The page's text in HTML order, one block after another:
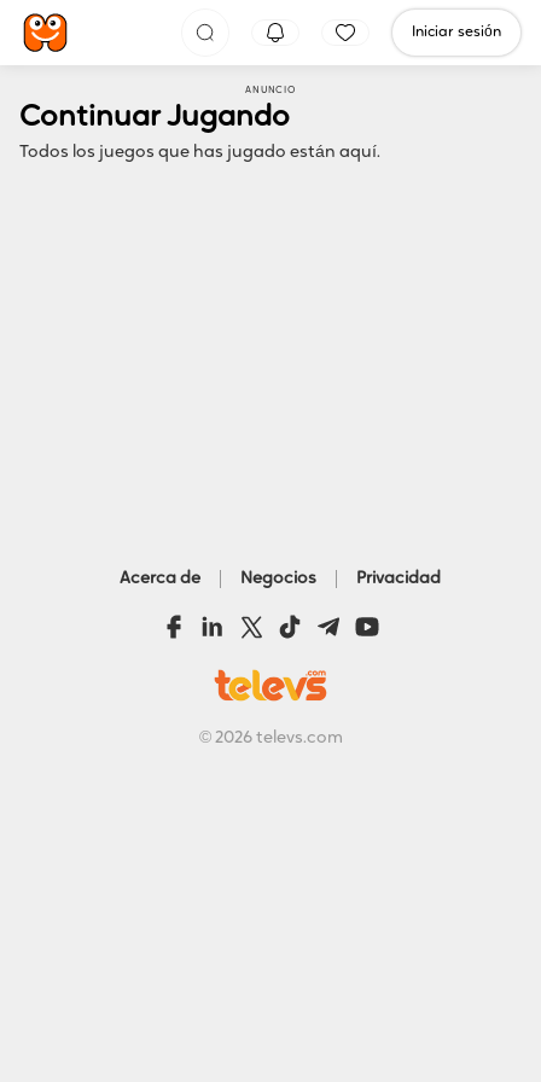
Iniciar sesión
ANUNCIO
Continuar Jugando
Todos los juegos que has jugado están aquí.
Acerca de Negocios Privacidad
© 2026 televs.com